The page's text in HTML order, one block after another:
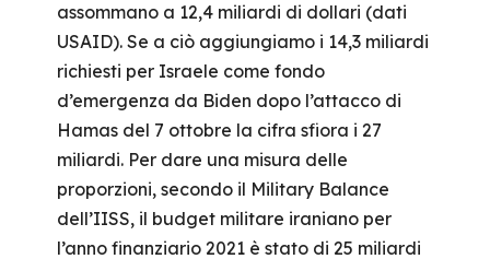
assommano a 12,4 miliardi di dollari (dati
USAID). Se a ciò aggiungiamo i 14,3 miliardi
richiesti per Israele come fondo
d’emergenza da Biden dopo l’attacco di
Hamas del 7 ottobre la cifra sfiora i 27
miliardi. Per dare una misura delle
proporzioni, secondo il Military Balance
dell’IISS, il budget militare iraniano per
l’anno finanziario 2021 è stato di 25 miliardi